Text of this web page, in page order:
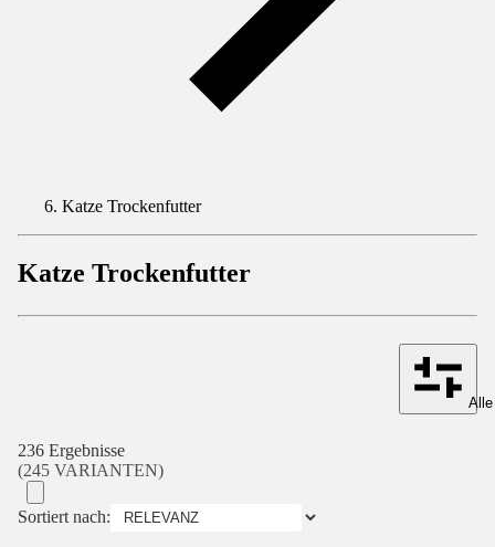
Katze Trockenfutter
Katze Trockenfutter
236 Ergebnisse
(245 VARIANTEN)
Sortiert nach: